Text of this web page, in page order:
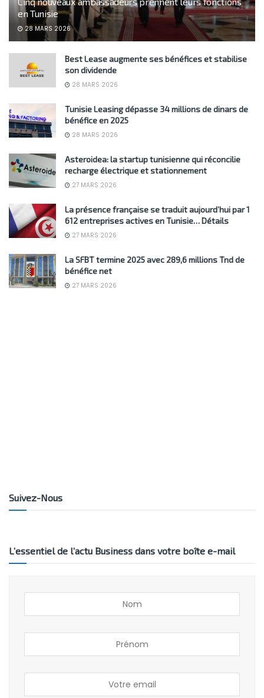
en Tunisie
28 MARS 2026
Best Lease augmente ses bénéfices et stabilise
son dividende
28 MARS 2026
Tunisie Leasing dépasse 34 millions de dinars de
bénéfice en 2025
28 MARS 2026
Asteroidea: la startup tunisienne qui réconcilie
recharge électrique et stationnement
27 MARS 2026
La présence française se traduit aujourd’hui par 1
612 entreprises actives en Tunisie… Détails
27 MARS 2026
La SFBT termine 2025 avec 289,6 millions Tnd de
bénéfice net
27 MARS 2026
Suivez-Nous
L’essentiel de l’actu Business dans votre boîte e-mail